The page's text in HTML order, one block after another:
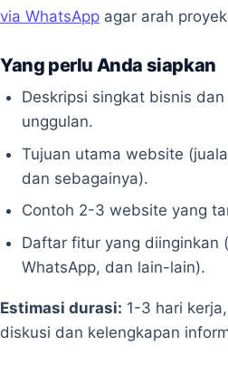
via WhatsApp agar arah
Yang perlu Anda siapkan
Deskripsi singkat bisnis
unggulan.
Tujuan utama website
dan sebagainya).
Contoh 2-3 website yang
Daftar fitur yang diinginkan
WhatsApp, dan lain-lain).
Estimasi durasi: 1-3 hari
diskusi dan kelengkapan